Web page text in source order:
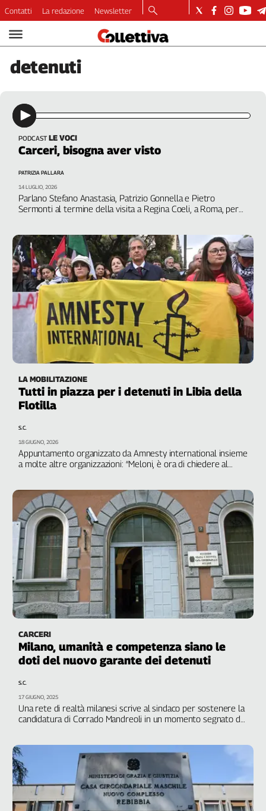
Video
Podcast
Dirette
Economia
Lavoro
Ambiente
Italia
Internazionale
Categorie
Filcams
Filctem
Fillea
Flc
Slc
Spi
Inca
Speciali
G8
Genova,
sangue
della
ragione
120
Cgil
Collettiva
Academy
Play
Rubriche
Talk
La
settimana
Collettiva
Girasoli
Contatti La redazione Newsletter
detenuti
PODCAST LE VOCI
Carceri, bisogna aver visto
Parlano Stefano Anastasia, Patrizio Gonnella e Pietro
Sermonti al termine della visita a Regina Coeli, a Roma, per
PATRIZIA PALLARA
14 LUGLIO, 2026
LA MOBILITAZIONE
Tutti in piazza per i detenuti in Libia della
Flotilla
Appuntamento organizzato da Amnesty international insieme
a molte altre organizzazioni: “Meloni, è ora di chiedere al
S.C.
18 GIUGNO, 2026
CARCERI
Milano, umanità e competenza siano le
doti del nuovo garante dei detenuti
Una rete di realtà milanesi scrive al sindaco per sostenere la
candidatura di Corrado Mandreoli in un momento segnato da
S.C.
17 GIUGNO, 2025